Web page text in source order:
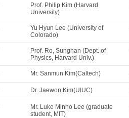
Prof. Philip Kim (Harvard
University)
Yu Hyun Lee (University of
Colorado)
Prof. Ro, Sunghan (Dept. of
Physics, Harvard Univ.)
Mr. Sanmun Kim(Caltech)
Dr. Jaewon Kim(UIUC)
Mr. Luke Minho Lee (graduate
student, MIT)